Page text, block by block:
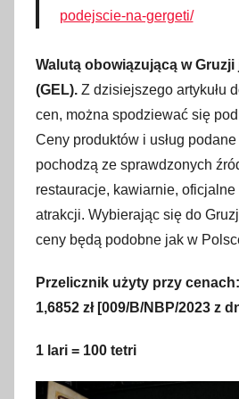
podejscie-na-gergeti/
Walutą obowiązującą w
(GEL). Z dzisiejszego artykułu
cen, można spodziewać się
Ceny produktów i usług
pochodzą ze sprawdzonych
restauracje, kawiarnie,
atrakcji. Wybierając się do
ceny będą podobne jak w
Przelicznik użyty przy
1,6852 zł [009/B/NBP/2023 z
1 lari = 100 tetri